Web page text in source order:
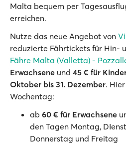
Malta bequem per
erreichen.
Nutze das neue Angebot von
reduzierte Fährtickets für Hin-
Fähre Malta (Valletta) -
Erwachsene und 45 € für
Oktober bis 31. Dezember.
Wochentag:
ab 60 € für Erwachsene
den Tagen Montag,
Donnerstag und Freitag